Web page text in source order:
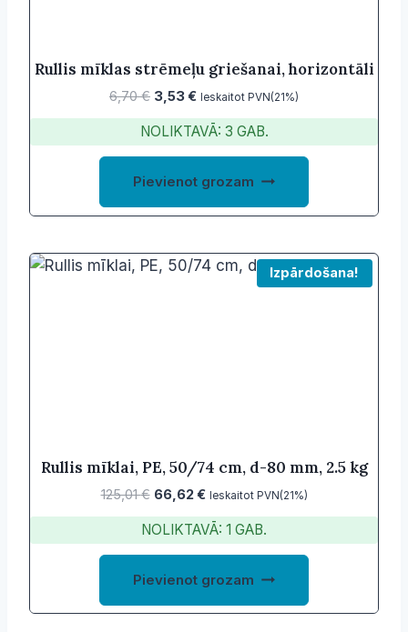
Rullis mīklas strēmeļu griešanai, horizontāli
6,70€ Original
price
was:
6,70 €.
3,53€Current
price
is:
3,53 €.
Ieskaitot PVN(21%)
NOLIKTAVĀ: 3 GAB.
Pievienot grozam
Izpārdošana!
Rullis mīklai, PE, 50/74 cm, d-80 mm, 2.5 kg
125,01€ Original
price
was:
125,01 €.
66,62€Current
price
is:
66,62 €.
Ieskaitot PVN(21%)
NOLIKTAVĀ: 1 GAB.
Pievienot grozam